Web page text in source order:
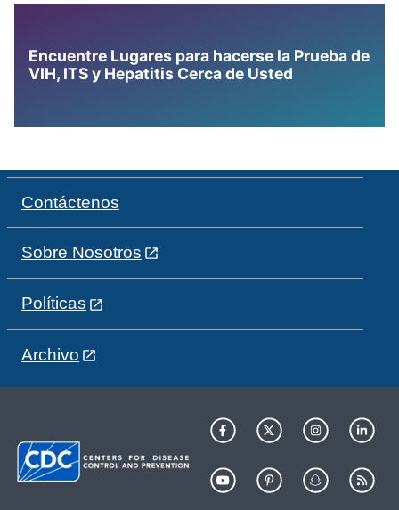
Encuentre Lugares para hacerse la Prueba de
VIH, ITS y Hepatitis Cerca de Usted
Contáctenos
Sobre Nosotros
Políticas
Archivo